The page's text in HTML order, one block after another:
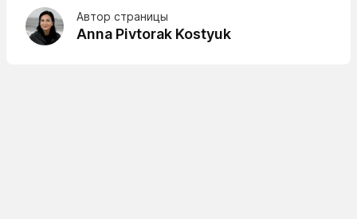
Автор страницы
Anna Pivtorak Kostyuk